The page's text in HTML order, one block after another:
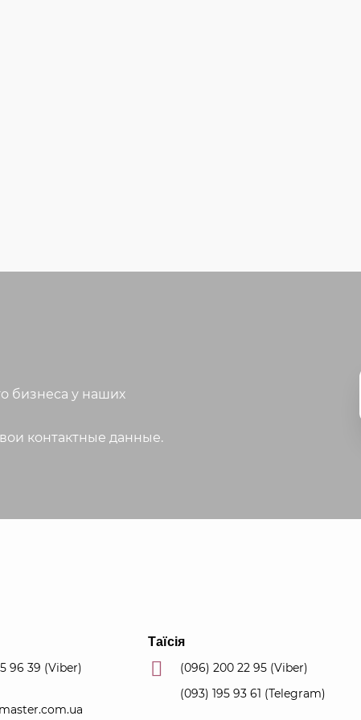
бизнеса у наших
контактные данные.
96 39 (Viber)
Таїсія
(096) 200 22 95 (Viber)
(093) 195 93 61 (Telegram)